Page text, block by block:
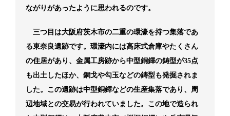
ながりがあったように思われるのです。
三つ目は大阪府茨木市の二重の環濠を持つ集落であ
る東奈良遺跡です。環濠内には高床式倉庫やたくさん
の住居があり、金属工房跡から中型銅鐸の鋳型が35点
も出土したほか、銅戈や勾玉などの鋳型も発掘されま
した。この遺跡は中型銅鐸などの生産集落であり、周
辺地域との交易が行われていました。この地で造られ